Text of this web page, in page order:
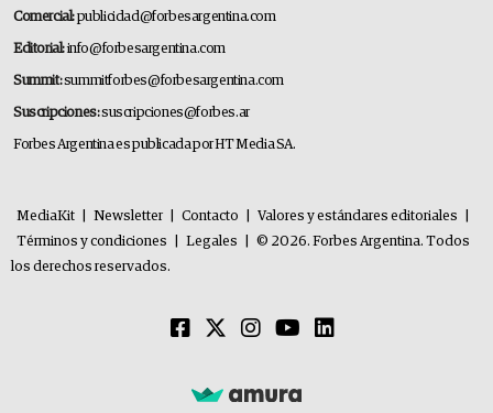
Comercial:publicidad@forbesargentina.com
Editorial:info@forbesargentina.com
Summit:summitforbes@forbesargentina.com
Suscripciones:suscripciones@forbes.ar
Forbes Argentina es publicada por HT Media SA.
MediaKit Newsletter Contacto Valores y estándares editoriales
Términos y condiciones
Legales
© 2026. Forbes Argentina. Todos
los derechos reservados.